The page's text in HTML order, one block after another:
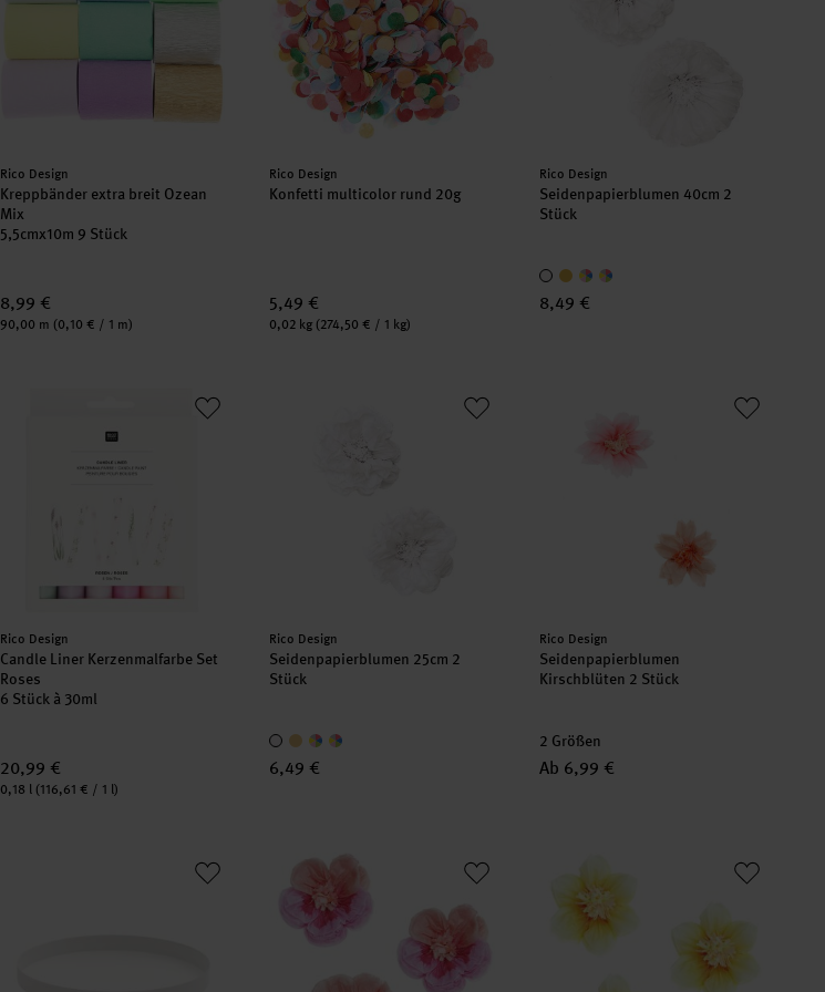
Hersteller:
Rico Design
Kreppbänder extra breit Ozean
Mix
5,5cmx10m 9 Stück
8,99 €
Inhalt:
90,00 m (0,10 € / 1 m)
Hersteller:
Rico Design
Konfetti multicolor rund 20g
5,49 €
Inhalt:
0,02 kg (274,50 € / 1 kg)
Hersteller:
Rico Design
Seidenpapierblumen 40cm 2
Stück
8,49 €
Hersteller:
Rico Design
Candle Liner Kerzenmalfarbe Set
Roses
6 Stück à 30ml
20,99 €
Inhalt:
0,18 l (116,61 € / 1 l)
Hersteller:
Rico Design
Seidenpapierblumen 25cm 2
Stück
6,49 €
Hersteller:
Rico Design
Seidenpapierblumen
Kirschblüten 2 Stück
2 Größen
Ab 6,99 €